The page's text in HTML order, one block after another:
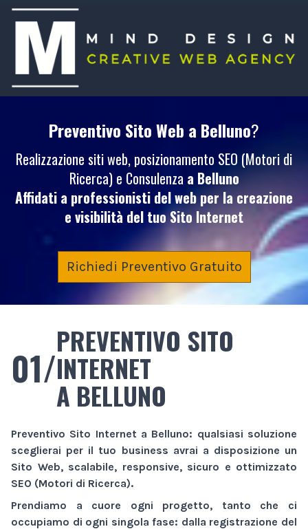
Preventivo Sito Web a Belluno?
Realizzazione siti web, posizionamento SEO (Motori di
Ricerca) e Consulenza a Belluno
Affidati a professionisti del web per la creazione
e visibilità del tuoSito Internet
Richiedi Preventivo Gratuito
01/
PREVENTIVO SITO
INTERNET
A BELLUNO
Preventivo Sito Internet a Belluno: qualsiasi soluzione
sceglierai per il tuo business avrai a disposizione un
Sito Web, scalabile, responsive, sicuro e ottimizzato
SEO (Motori di Ricerca).
Prendiamo a cuore ogni progetto, tanto che ci
occupiamo di ogni singola fase: dalla registrazione del